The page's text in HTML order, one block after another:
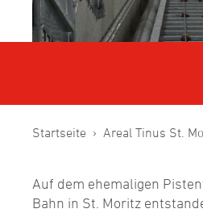
Startseite Areal Tinus St.
Auf dem ehemaligen
Bahn in St. Moritz